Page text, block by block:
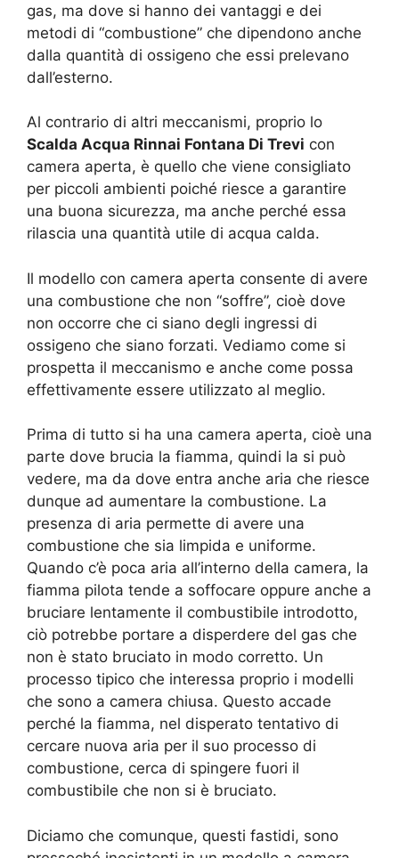
gas, ma dove si hanno dei vantaggi e dei
metodi di “combustione” che dipendono anche
dalla quantità di ossigeno che essi prelevano
dall’esterno.
Al contrario di altri meccanismi, proprio lo
Scalda Acqua Rinnai Fontana Di Trevi con
camera aperta, è quello che viene consigliato
per piccoli ambienti poiché riesce a garantire
una buona sicurezza, ma anche perché essa
rilascia una quantità utile di acqua calda.
Il modello con camera aperta consente di avere
una combustione che non “soffre”, cioè dove
non occorre che ci siano degli ingressi di
ossigeno che siano forzati. Vediamo come si
prospetta il meccanismo e anche come possa
effettivamente essere utilizzato al meglio.
Prima di tutto si ha una camera aperta, cioè una
parte dove brucia la fiamma, quindi la si può
vedere, ma da dove entra anche aria che riesce
dunque ad aumentare la combustione. La
presenza di aria permette di avere una
combustione che sia limpida e uniforme.
Quando c’è poca aria all’interno della camera, la
fiamma pilota tende a soffocare oppure anche a
bruciare lentamente il combustibile introdotto,
ciò potrebbe portare a disperdere del gas che
non è stato bruciato in modo corretto. Un
processo tipico che interessa proprio i modelli
che sono a camera chiusa. Questo accade
perché la fiamma, nel disperato tentativo di
cercare nuova aria per il suo processo di
combustione, cerca di spingere fuori il
combustibile che non si è bruciato.
Diciamo che comunque, questi fastidi, sono